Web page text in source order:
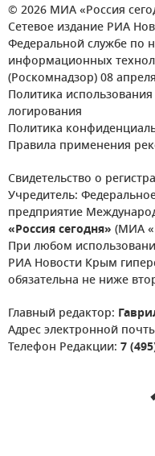
© 2026 МИА «Россия
Сетевое издание РИА
Федеральной службе по
информационных
(Роскомнадзор) 08
Политика
логирования
Политика
Правила применения
Свидетельство о
Учредитель:
предприятие
«Россия сегодня» (МИА
При любом
РИА Новости Крым
обязательна не ниже
Главный редактор:
Адрес электронной
Телефон Редакции: 7